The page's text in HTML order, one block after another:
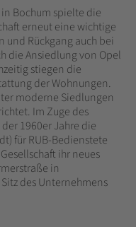
Bochum spielte die
erneut eine wichtige
und Rückgang auch bei
die Ansiedlung von Opel
stiegen die
der Wohnungen.
moderne Siedlungen
Im Zuge des
1960er Jahre die
für RUB-Bedienstete
ihr neues
in
des Unternehmens